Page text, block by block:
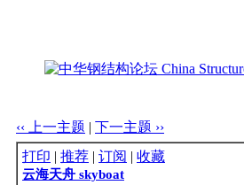
‹‹ 上一主题 | 下一主题 ››
打印 | 推荐 | 订阅 | 收藏
云海天舟 skyboat